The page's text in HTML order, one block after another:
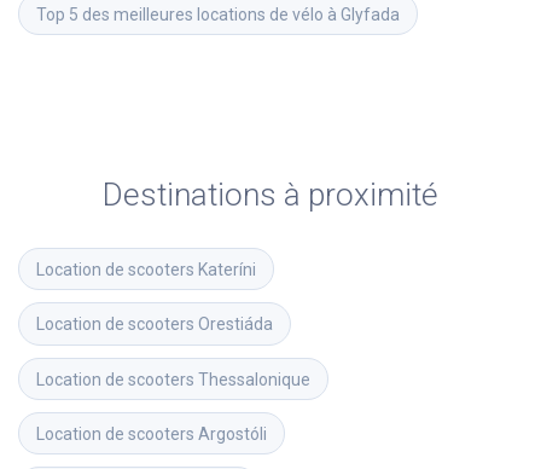
Top 5 des meilleures locations de vélo à Glyfada
Destinations à proximité
Location de scooters Kateríni
Location de scooters Orestiáda
Location de scooters Thessalonique
Location de scooters Argostóli